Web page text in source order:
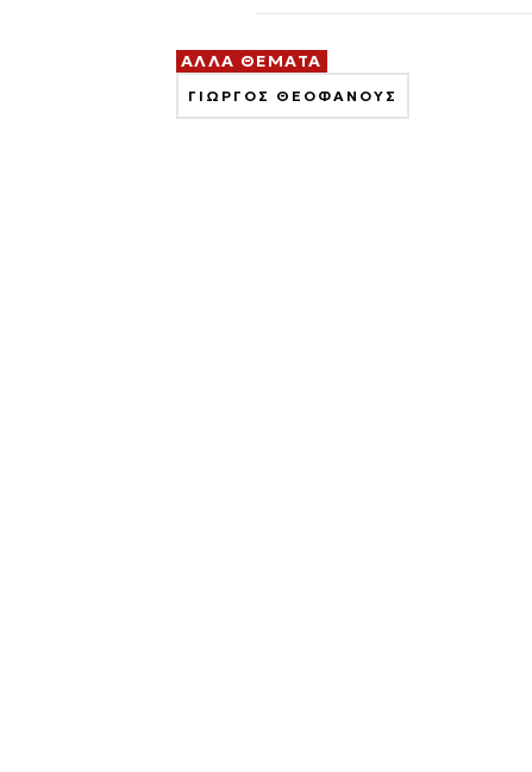
ΑΛΛΑ ΘΕΜΑΤΑ
ΓΙΩΡΓΟΣ ΘΕΟΦΑΝΟΥΣ